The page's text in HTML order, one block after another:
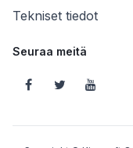
Tekniset tiedot
Seuraa meitä